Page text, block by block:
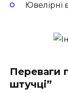
Ювелірні
Переваги
штучці”